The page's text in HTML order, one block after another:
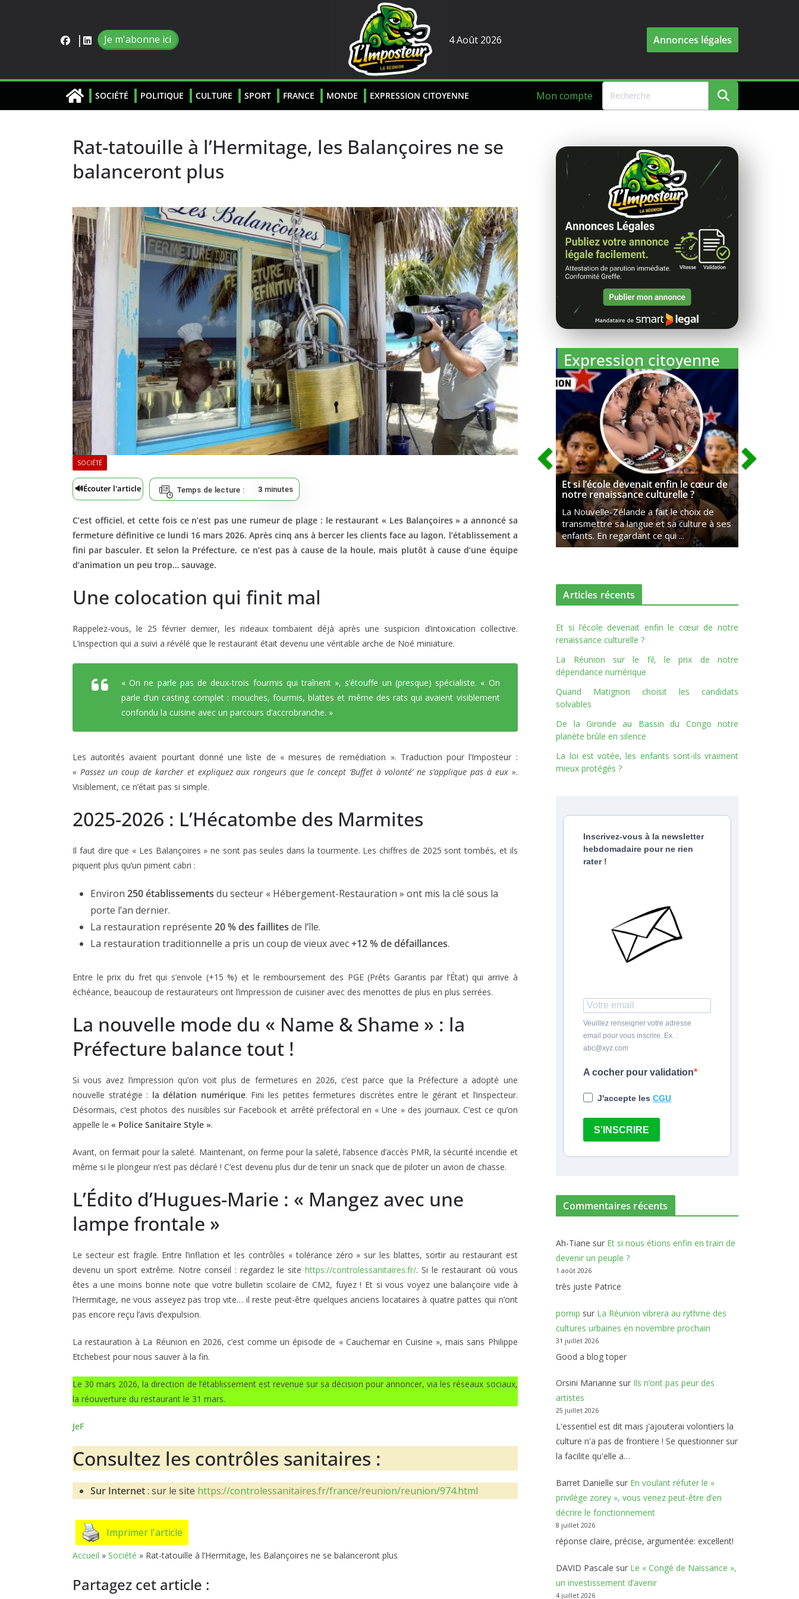
Je m'abonne ici 4 Août 2026 Annonces légales
SOCIÉTÉ POLITIQUE CULTURE SPORT FRANCE MONDE EXPRESSION CITOYENNE Mon compte
Rat-tatouille à l’Hermitage, les Balançoires ne se
balanceront plus
SOCIÉTÉ
🔊Écouter l'article Temps de lecture : 3 minutes
C’est officiel, et cette fois ce n’est pas une rumeur de plage : le restaurant « Les Balançoires » a annoncé sa
fermeture définitive ce lundi 16 mars 2026. Après cinq ans à bercer les clients face au lagon, l’établissement a
fini par basculer. Et selon la Préfecture, ce n’est pas à cause de la houle, mais plutôt à cause d’une équipe
d’animation un peu trop… sauvage.
Une colocation qui finit mal
Rappelez-vous, le 25 février dernier, les rideaux tombaient déjà après une suspicion d’intoxication collective.
L’inspection qui a suivi a révélé que le restaurant était devenu une véritable arche de Noé miniature.
« On ne parle pas de deux-trois fourmis qui traînent », s’étouffe un (presque) spécialiste. « On
parle d’un casting complet : mouches, fourmis, blattes et même des rats qui avaient visiblement
confondu la cuisine avec un parcours d’accrobranche. »
Les autorités avaient pourtant donné une liste de « mesures de remédiation ». Traduction pour l’Imposteur :
« Passez un coup de karcher et expliquez aux rongeurs que le concept ‘Buffet à volonté’ ne s’applique pas à eux ».
Visiblement, ce n’était pas si simple.
2025-2026 : L’Hécatombe des Marmites
Il faut dire que « Les Balançoires » ne sont pas seules dans la tourmente. Les chiffres de 2025 sont tombés, et ils
piquent plus qu’un piment cabri :
Environ 250 établissements du secteur « Hébergement-Restauration » ont mis la clé sous la
porte l’an dernier.
La restauration représente 20 % des faillites de l’île.
La restauration traditionnelle a pris un coup de vieux avec+12 % de défaillances.
Entre le prix du fret qui s’envole (+15 %) et le remboursement des PGE (Prêts Garantis par l’État) qui arrive à
échéance, beaucoup de restaurateurs ont l’impression de cuisiner avec des menottes de plus en plus serrées.
La nouvelle mode du « Name & Shame » : la
Préfecture balance tout !
Si vous avez l’impression qu’on voit plus de fermetures en 2026, c’est parce que la Préfecture a adopté une
nouvelle stratégie : la délation numérique. Fini les petites fermetures discrètes entre le gérant et l’inspecteur.
Désormais, c’est photos des nuisibles sur Facebook et arrêté préfectoral en « Une » des journaux. C’est ce qu’on
appelle le « Police Sanitaire Style ».
Avant, on fermait pour la saleté. Maintenant, on ferme pour la saleté, l’absence d’accès PMR, la sécurité incendie et
même si le plongeur n’est pas déclaré ! C’est devenu plus dur de tenir un snack que de piloter un avion de chasse.
L’Édito d’Hugues-Marie : « Mangez avec une
lampe frontale »
Le secteur est fragile. Entre l’inflation et les contrôles « tolérance zéro » sur les blattes, sortir au restaurant est
devenu un sport extrême. Notre conseil : regardez le sitehttps://controlessanitaires.fr/. Si le restaurant où vous
êtes a une moins bonne note que votre bulletin scolaire de CM2, fuyez ! Et si vous voyez une balançoire vide à
l’Hermitage, ne vous asseyez pas trop vite… il reste peut-être quelques anciens locataires à quatre pattes qui n’ont
pas encore reçu l’avis d’expulsion.
La restauration à La Réunion en 2026, c’est comme un épisode de « Cauchemar en Cuisine », mais sans Philippe
Etchebest pour nous sauver à la fin.
Le 30 mars 2026, la direction de l’établissement est revenue sur sa décision pour annoncer, via les réseaux sociaux,
la réouverture du restaurant le 31 mars.
JeF
Consultez les contrôles sanitaires :
Sur Internet: sur le site https://controlessanitaires.fr/france/reunion/reunion/974.html
Imprimer l'article
Accueil » Société » Rat-tatouille à l’Hermitage, les Balançoires ne se balanceront plus
Partagez cet article :
Expression citoyenne
Et si l’école devenait enfin le cœur de
notre renaissance culturelle ?
La Nouvelle-Zélande a fait le choix de
transmettre sa langue et sa culture à ses
enfants. En regardant ce qui ...
Articles récents
Et si l’école devenait enfin le cœur de notre
renaissance culturelle ?
La Réunion sur le fil, le prix de notre
dépendance numérique
Quand Matignon choisit les candidats
solvables
De la Gironde au Bassin du Congo notre
planète brûle en silence
La loi est votée, les enfants sont-ils vraiment
mieux protégés ?
Inscrivez-vous à la newsletter
hebdomadaire pour ne rien
rater !
Veuillez renseigner votre adresse
email pour vous inscrire. Ex. :
abc@xyz.com
A cocher pour validation
J'accepte lesCGU
S'INSCRIRE
Commentaires récents
Ah-Tiane sur Et si nous étions enfin en train de
devenir un peuple ?
1 août 2026
très juste Patrice
pornip sur La Réunion vibrera au rythme des
cultures urbaines en novembre prochain
31 juillet 2026
Good a blog toper
Orsini Marianne sur Ils n’ont pas peur des
artistes
25 juillet 2026
L'essentiel est dit mais j'ajouterai volontiers la
culture n'a pas de frontiere ! Se questionner sur
la facilite qu'elle a…
Barret Danielle sur En voulant réfuter le «
privilège zorey », vous venez peut-être d’en
décrire le fonctionnement
8 juillet 2026
réponse claire, précise, argumentée: excellent!
DAVID Pascale sur Le « Congé de Naissance »,
un investissement d’avenir
4 juillet 2026